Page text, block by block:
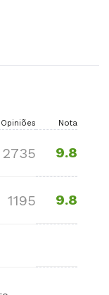
Opiniões Nota
2735 9.8
1195 9.8